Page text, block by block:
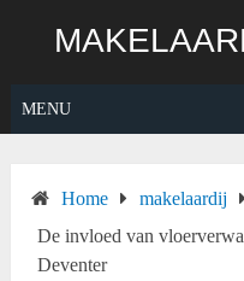
MENU
Home
makelaardij
De invloed van
Deventer